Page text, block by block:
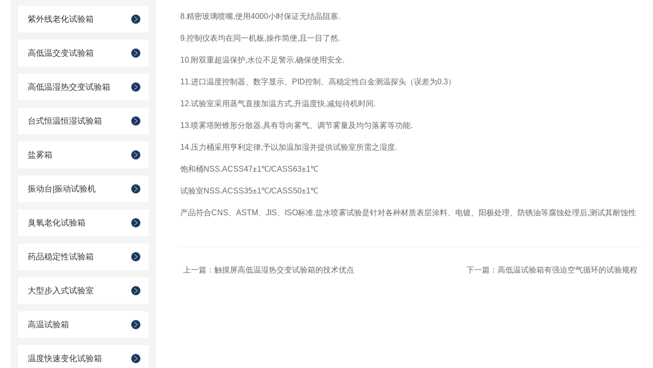
紫外线老化试验箱
高低温交变试验箱
高低温湿热交变试验箱
台式恒温恒湿试验箱
盐雾箱
振动台|振动试验机
臭氧老化试验箱
药品稳定性试验箱
大型步入式试验室
高温试验箱
温度快速变化试验箱
8.精密玻璃喷嘴,使用4000小时保证无结晶阻塞.
9.控制仪表均在同一机板,操作简便,且一目了然.
10.附双重超温保护,水位不足警示,确保使用安全.
11.进口温度控制器、数字显示、PID控制、高稳定性白金测温探头（误差为0.3）
12.试验室采用蒸气直接加温方式,升温度快,减短待机时间.
13.喷雾塔附锥形分散器,具有导向雾气、调节雾量及均匀落雾等功能.
14.压力桶采用亨利定律,予以加温加湿并提供试验室所需之湿度.
饱和桶NSS.ACSS47±1℃/CASS63±1℃
试验室NSS.ACSS35±1℃/CASS50±1℃
产品符合CNS、ASTM、JIS、ISO标准.盐水喷雾试验是针对各种材质表层涂料、电镀、阳极处理、防锈油等腐蚀处理后,测试其耐蚀性
上一篇： 触摸屏高低温湿热交变试验箱的技术优点 下一篇： 高低温试验箱有强迫空气循环的试验规程